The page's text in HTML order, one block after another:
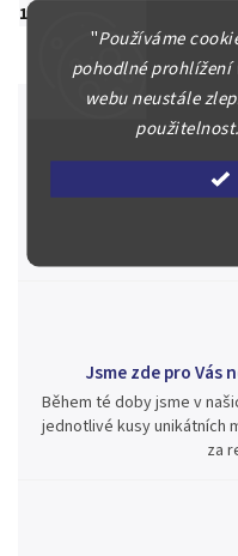
"Používáme
pohodlné prohlížení
webu neustále
použitelnost.
1 500 Kč
Špičkové
Náš kolektiv specialistů
Posoudíme kvalitu a
Jsme zde pro Vás
Během té doby jsme v
jednotlivé kusy unikátních
za